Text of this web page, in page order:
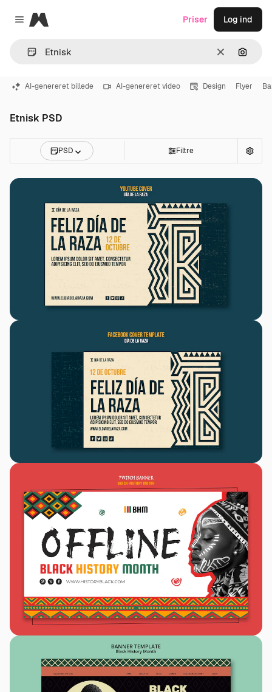
Close menu
Magnific
Klar Søg
Priser Log ind
AI-genereret billede AI-genereret video Design Flyer
Etnisk PSD
PSD Filtre